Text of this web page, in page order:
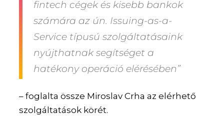
fintech cégek és kisebb bankok
számára az ún. Issuing-as-a-
Service típusú szolgáltatásaink
nyújthatnak segítséget a
hatékony operáció elérésében”
– foglalta össze Miroslav Crha az elérhető
szolgáltatások körét.